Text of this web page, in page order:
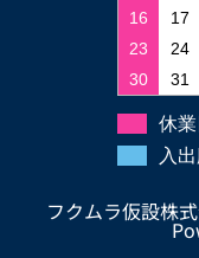
16
17
23
24
30
31
休業
入
フクムラ仮設株